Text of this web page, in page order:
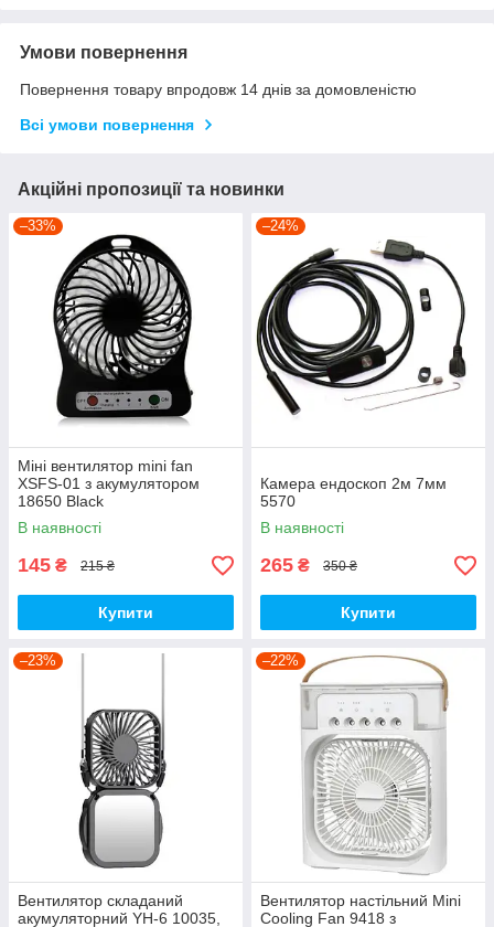
Умови повернення
Повернення товару впродовж 14 днів за домовленістю
Всі умови повернення
Акційні пропозиції та новинки
–33%
Міні вентилятор mini fan
XSFS-01 з акумулятором
18650 Black
В наявності
145 ₴ 215 ₴
Купити
–24%
Камера ендоскоп 2м 7мм
5570
В наявності
265 ₴ 350 ₴
Купити
–23%
Вентилятор складаний
акумуляторний YH-6 10035,
–22%
Вентилятор настільний Mini
Cooling Fan 9418 з